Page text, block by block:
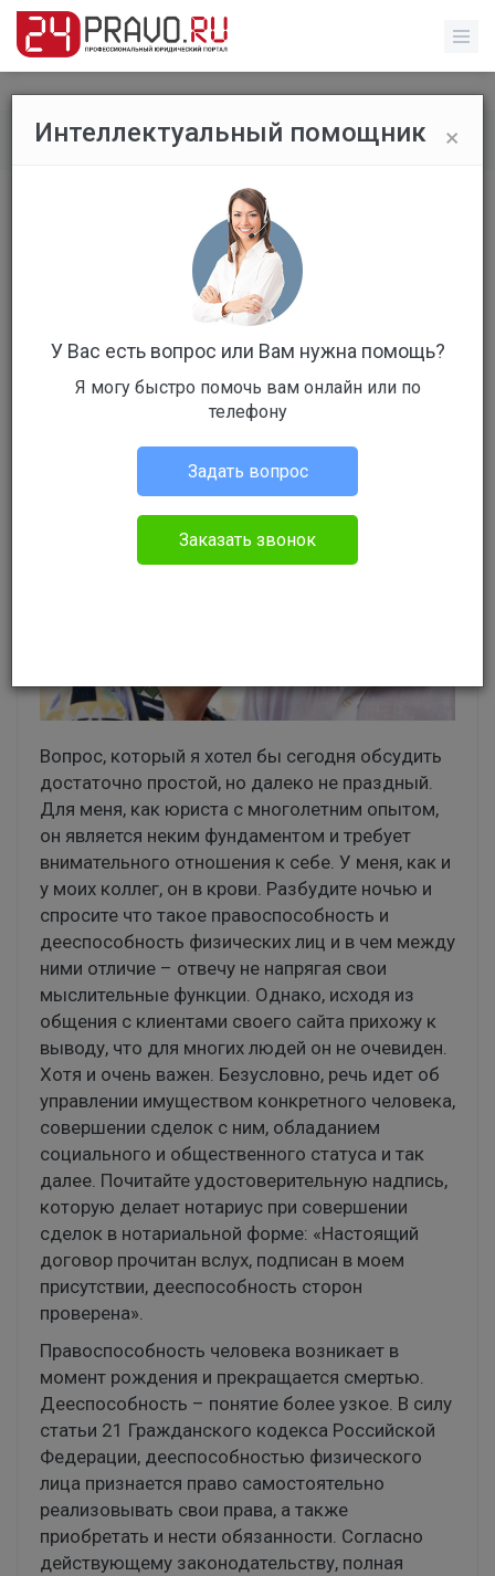
Все публикации / Без указания категории
Правоспособность и
дееспособность
Постаногов Александр Станиславовоич
Без указания категории
Вопрос, который я хотел бы сегодня обсудить
достаточно простой, но далеко не праздный.
Для меня, как юриста с многолетним опытом,
он является неким фундаментом и требует
внимательного отношения к себе. У меня, как и
у моих коллег, он в крови. Разбудите ночью и
спросите что такое правоспособность и
дееспособность физических лиц и в чем между
ними отличие – отвечу не напрягая свои
мыслительные функции. Однако, исходя из
общения с клиентами своего сайта прихожу к
выводу, что для многих людей он не очевиден.
Хотя и очень важен. Безусловно, речь идет об
управлении имуществом конкретного человека,
совершении сделок с ним, обладанием
социального и общественного статуса и так
далее. Почитайте удостоверительную надпись,
которую делает нотариус при совершении
сделок в нотариальной форме: «Настоящий
договор прочитан вслух, подписан в моем
присутствии, дееспособность сторон
проверена».
Правоспособность человека возникает в
момент рождения и прекращается смертью.
Дееспособность – понятие более узкое. В силу
статьи 21 Гражданского кодекса Российской
Федерации, дееспособностью физического
лица признается право самостоятельно
реализовывать свои права, а также
приобретать и нести обязанности. Согласно
действующему законодательству, полная
×
Интеллектуальный помощник
У Вас есть вопрос или Вам нужна помощь?
Я могу быстро помочь вам онлайн или по
телефону
Задать вопрос
Заказать звонок